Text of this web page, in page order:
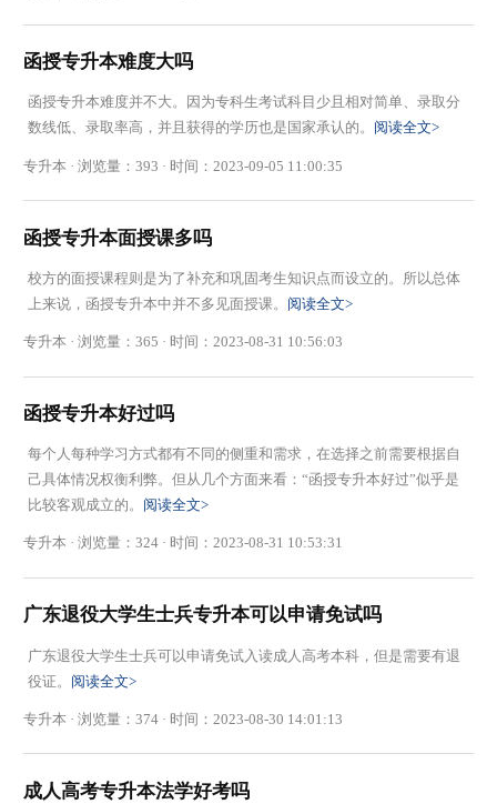
函授专升本难度大吗
函授专升本难度并不大。因为专科生考试科目少且相对简单、录取分
数线低、录取率高，并且获得的学历也是国家承认的。 阅读全文>
专升本 · 浏览量：393 · 时间：2023-09-05 11:00:35
函授专升本面授课多吗
校方的面授课程则是为了补充和巩固考生知识点而设立的。所以总体
上来说，函授专升本中并不多见面授课。 阅读全文>
专升本 · 浏览量：365 · 时间：2023-08-31 10:56:03
函授专升本好过吗
每个人每种学习方式都有不同的侧重和需求，在选择之前需要根据自
己具体情况权衡利弊。但从几个方面来看：“函授专升本好过”似乎是
比较客观成立的。 阅读全文>
专升本 · 浏览量：324 · 时间：2023-08-31 10:53:31
广东退役大学生士兵专升本可以申请免试吗
广东退役大学生士兵可以申请免试入读成人高考本科，但是需要有退
役证。 阅读全文>
专升本 · 浏览量：374 · 时间：2023-08-30 14:01:13
成人高考专升本法学好考吗